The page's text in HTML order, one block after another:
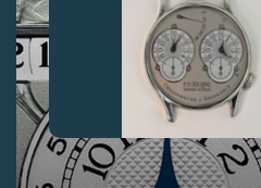
FAUX